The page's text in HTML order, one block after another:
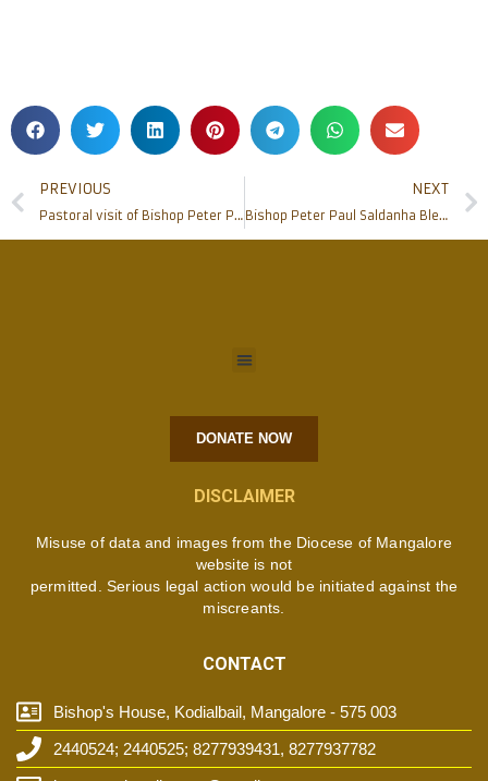
PREVIOUS
Pastoral visit of Bishop Peter Paul Saldanha to St Peter Claver church Arva
NEXT
Bishop Peter Paul Saldanha Blesses Renovated Sanctuary and lays foundation stone for the ‘Centenary Jubilee Memorial Hall’ at Permannur Church
DONATE NOW
DISCLAIMER
Misuse of data and images from the Diocese of Mangalore
website is not
permitted. Serious legal action would be initiated against the
miscreants.
CONTACT
Bishop's House, Kodialbail, Mangalore - 575 003
2440524; 2440525; 8277939431, 8277937782